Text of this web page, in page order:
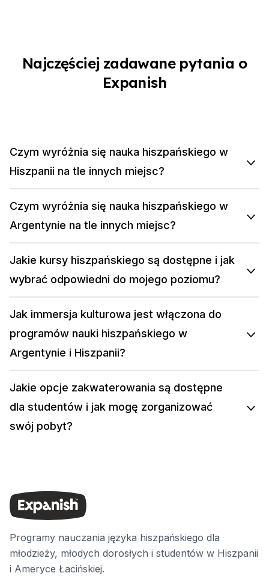
Najczęściej zadawane pytania o
Expanish
Czym wyróżnia się nauka hiszpańskiego w
Hiszpanii na tle innych miejsc?
Czym wyróżnia się nauka hiszpańskiego w
Argentynie na tle innych miejsc?
Jakie kursy hiszpańskiego są dostępne i jak
wybrać odpowiedni do mojego poziomu?
Jak immersja kulturowa jest włączona do
programów nauki hiszpańskiego w
Argentynie i Hiszpanii?
Jakie opcje zakwaterowania są dostępne
dla studentów i jak mogę zorganizować
swój pobyt?
Programy nauczania języka hiszpańskiego dla
młodzieży, młodych dorosłych i studentów w Hiszpanii
i Ameryce Łacińskiej.